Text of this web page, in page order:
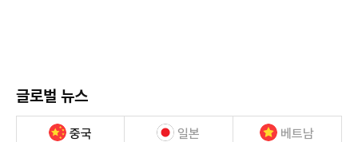
글로벌 뉴스
중국 일본 베트남